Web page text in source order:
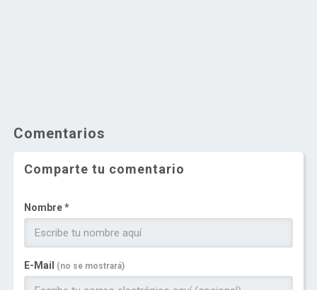
Comentarios
Comparte tu comentario
Nombre *
E-Mail (no se mostrará)